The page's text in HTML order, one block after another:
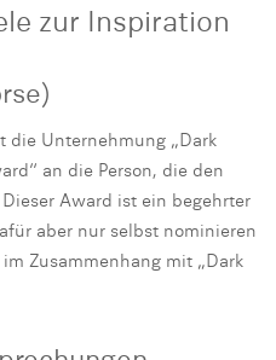
zur Inspiration
die Unternehmung „Dark
an die Person, die den
Award ist ein begehrter
aber nur selbst nominieren
Zusammenhang mit „Dark